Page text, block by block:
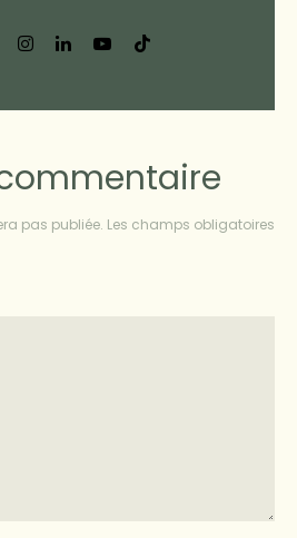
pas publiée. Les champs obligatoires